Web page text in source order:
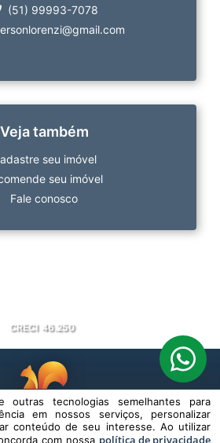
(51) 99993-7078
Veja também
seu imóvel
seu imóvel
Fale conosco
CRECI 46.250
PELAAGIL.NET
outras tecnologias semelhantes para
em nossos serviços, personalizar
conteúdo de seu interesse. Ao utilizar
com nossa política de privacidade